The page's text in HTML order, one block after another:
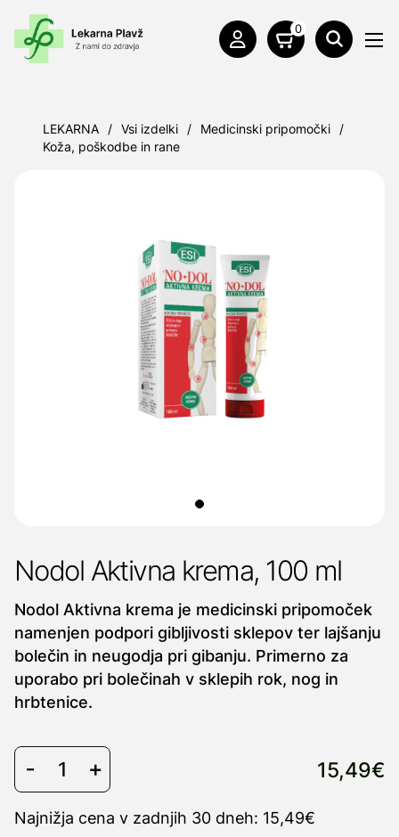
0
LEKARNA / Vsi izdelki / Medicinski pripomočki
/
Koža, poškodbe in rane
Nodol Aktivna krema, 100 ml
Nodol Aktivna krema je medicinski pripomoček
namenjen podpori gibljivosti sklepov ter lajšanju
bolečin in neugodja pri gibanju. Primerno za
uporabo pri bolečinah v sklepih rok, nog in
hrbtenice.
15,49€
Najnižja cena v zadnjih 30 dneh: 15,49€